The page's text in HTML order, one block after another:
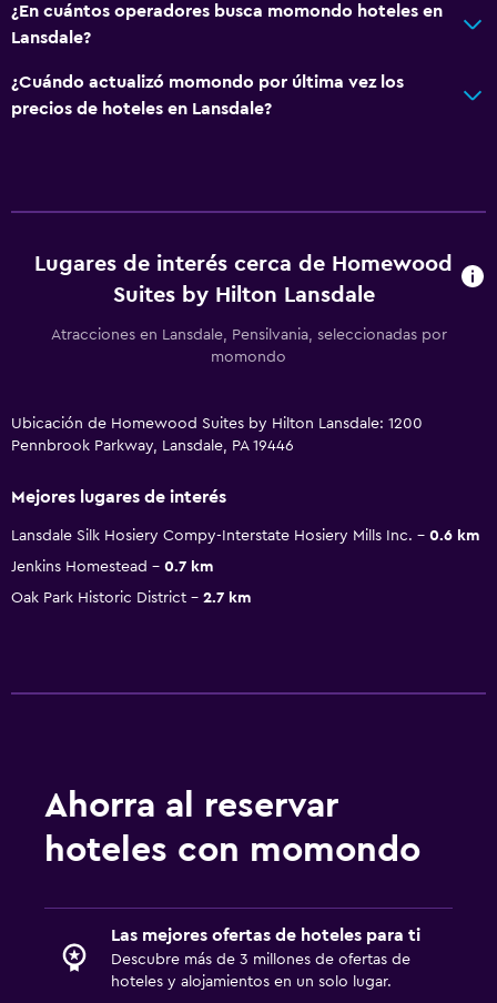
¿En cuántos operadores busca momondo hoteles en
Lansdale?
¿Cuándo actualizó momondo por última vez los
precios de hoteles en Lansdale?
Lugares de interés cerca de Homewood
Suites by Hilton Lansdale
Atracciones en Lansdale, Pensilvania, seleccionadas por
momondo
Ubicación de Homewood Suites by Hilton Lansdale: 1200
Pennbrook Parkway, Lansdale, PA 19446
Mejores lugares de interés
Lansdale Silk Hosiery Compy-Interstate Hosiery Mills Inc.
0.6 km
Jenkins Homestead
0.7 km
Oak Park Historic District
2.7 km
Ahorra al reservar
hoteles con momondo
Las mejores ofertas de hoteles para ti
Descubre más de 3 millones de ofertas de
hoteles y alojamientos en un solo lugar.